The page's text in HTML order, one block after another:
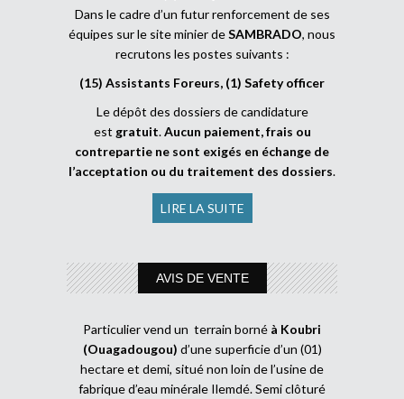
Dans le cadre d’un futur renforcement de ses
équipes sur le site minier deSAMBRADO, nous
recrutons les postes suivants :
(15) Assistants Foreurs, (1) Safety officer
Le dépôt des dossiers de candidature
est gratuit.Aucun paiement, frais ou
contrepartie ne sont exigés en échange de
l’acceptation ou du traitement des dossiers.
LIRE LA SUITE
AVIS DE VENTE
Particulier vend un terrain borné à Koubri
(Ouagadougou) d’une superficie d’un (01)
hectare et demi, situé non loin de l’usine de
fabrique d’eau minérale Ilemdé. Semi clôturé